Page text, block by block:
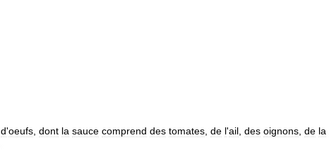
d'oeufs dont la sauce comprend des tomates de l'ail des oignons de la